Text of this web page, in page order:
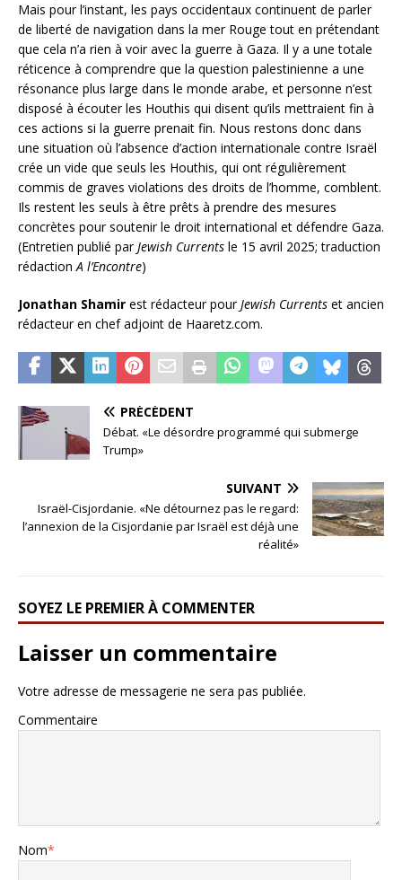
Mais pour l’instant, les pays occidentaux continuent de parler
de liberté de navigation dans la mer Rouge tout en prétendant
que cela n’a rien à voir avec la guerre à Gaza. Il y a une totale
réticence à comprendre que la question palestinienne a une
résonance plus large dans le monde arabe, et personne n’est
disposé à écouter les Houthis qui disent qu’ils mettraient fin à
ces actions si la guerre prenait fin. Nous restons donc dans
une situation où l’absence d’action internationale contre Israël
crée un vide que seuls les Houthis, qui ont régulièrement
commis de graves violations des droits de l’homme, comblent.
Ils restent les seuls à être prêts à prendre des mesures
concrètes pour soutenir le droit international et défendre Gaza.
(Entretien publié parJewish Currents le 15 avril 2025; traduction
rédactionA l’Encontre)
Jonathan Shamir est rédacteur pourJewish Currents et ancien
rédacteur en chef adjoint de Haaretz.com.
PRÉCÉDENT
Débat. «Le désordre programmé qui submerge
Trump»
SUIVANT
Israël-Cisjordanie. «Ne détournez pas le regard:
l’annexion de la Cisjordanie par Israël est déjà une
réalité»
SOYEZ LE PREMIER À COMMENTER
Laisser un commentaire
Votre adresse de messagerie ne sera pas publiée.
Commentaire
Nom*